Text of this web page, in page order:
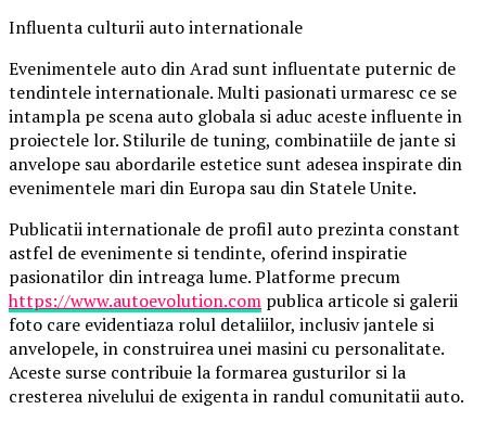
Influenta culturii auto internationale
Evenimentele auto din Arad sunt influentate puternic de
tendintele internationale. Multi pasionati urmaresc ce se
intampla pe scena auto globala si aduc aceste influente in
proiectele lor. Stilurile de tuning, combinatiile de jante si
anvelope sau abordarile estetice sunt adesea inspirate din
evenimentele mari din Europa sau din Statele Unite.
Publicatii internationale de profil auto prezinta constant
astfel de evenimente si tendinte, oferind inspiratie
pasionatilor din intreaga lume. Platforme precum
https://www.autoevolution.com publica articole si galerii
foto care evidentiaza rolul detaliilor, inclusiv jantele si
anvelopele, in construirea unei masini cu personalitate.
Aceste surse contribuie la formarea gusturilor si la
cresterea nivelului de exigenta in randul comunitatii auto.